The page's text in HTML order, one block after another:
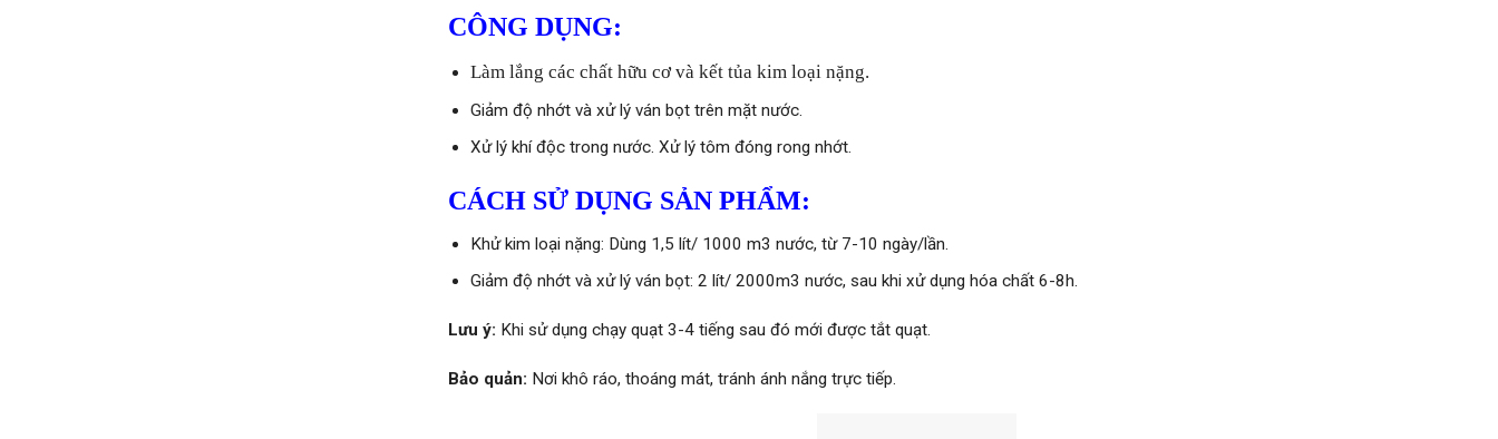
CÔNG DỤNG:
Làm lắng các chất hữu cơ và kết tủa kim loại nặng.
Giảm độ nhớt và xử lý ván bọt trên mặt nước.
Xử lý khí độc trong nước. Xử lý tôm đóng rong nhớt.
CÁCH SỬ DỤNG SẢN PHẨM:
Khử kim loại nặng: Dùng 1,5 lít/ 1000 m3 nước, từ 7-10 ngày/lần.
Giảm độ nhớt và xử lý ván bọt: 2 lít/ 2000m3 nước, sau khi xử dụng hóa chất 6-8h.
Lưu ý: Khi sử dụng chạy quạt 3-4 tiếng sau đó mới được tắt quạt.
Bảo quản: Nơi khô ráo, thoáng mát, tránh ánh nắng trực tiếp.